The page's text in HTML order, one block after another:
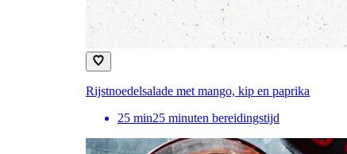
Rijstnoedelsalade met mango, kip en paprika
25 min25 minuten bereidingstijd